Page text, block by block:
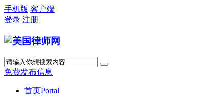
手机版 客户端
登录 注册
免费发布信息
首页Portal